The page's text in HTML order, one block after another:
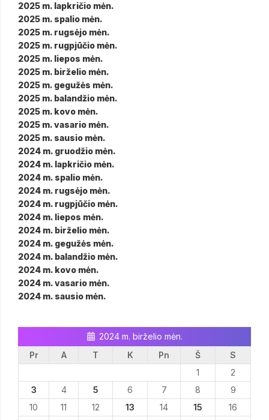
2025 m. lapkričio mėn.
2025 m. spalio mėn.
2025 m. rugsėjo mėn.
2025 m. rugpjūčio mėn.
2025 m. liepos mėn.
2025 m. birželio mėn.
2025 m. gegužės mėn.
2025 m. balandžio mėn.
2025 m. kovo mėn.
2025 m. vasario mėn.
2025 m. sausio mėn.
2024 m. gruodžio mėn.
2024 m. lapkričio mėn.
2024 m. spalio mėn.
2024 m. rugsėjo mėn.
2024 m. rugpjūčio mėn.
2024 m. liepos mėn.
2024 m. birželio mėn.
2024 m. gegužės mėn.
2024 m. balandžio mėn.
2024 m. kovo mėn.
2024 m. vasario mėn.
2024 m. sausio mėn.
2024 m. birželio mėn.
Pr
A T K Pn Š
S
1
2
3
4 5 6 7 8
9
10
11 12 13 14 15
16